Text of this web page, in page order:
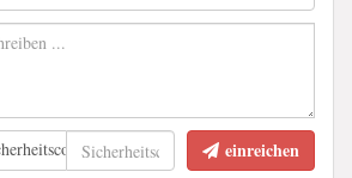
einreichen